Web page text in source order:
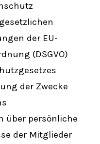
der EU-
(DSGVO)
der Zwecke
über persönliche
der Mitglieder